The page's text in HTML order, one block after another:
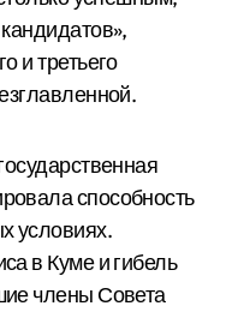
и третьего
способность
условиях.
в Куме и гибель
члены Совета